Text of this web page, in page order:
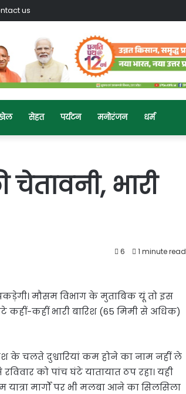
us
सेहत पर्यटन मनोरंजन धर्म
चेतावनी, भारी
6 1 minute read
मौसम विभाग के मुताबिक यूं तो इस
कहीं भारी बारिश (65 मिमी से अधिक)
के चलते दुश्वारियां कम होने का नाम नहीं ले
को पांच घंटे यातायात ठप रहा। यही
यात्रा मार्गों पर भी मलबा आने का सिलसिला